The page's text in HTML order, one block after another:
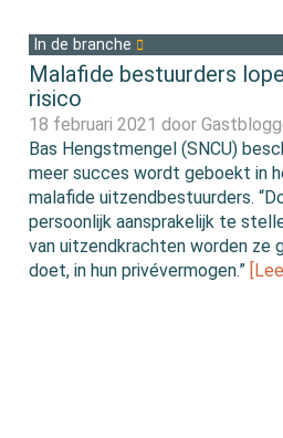
In de branche
Malafide bestuurders
risico
18 februari 2021 door
Bas Hengstmengel (SNCU)
meer succes wordt geboekt in
malafide uitzendbestuurders.
persoonlijk aansprakelijk te
van uitzendkrachten worden ze
doet, in hun privévermogen.”